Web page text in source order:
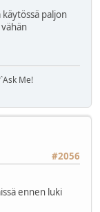
paljon
Me!
#2056
ennen luki